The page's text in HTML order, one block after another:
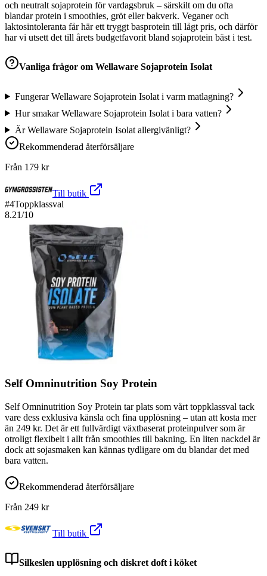
och neutralt sojaprotein för vardagsbruk – särskilt om du ofta
blandar protein i smoothies, gröt eller bakverk. Veganer och
laktosintoleranta får här ett tryggt basprotein till lågt pris, och därför
har vi utsett det till årets budgetfavorit bland sojaprotein bäst i test.
Vanliga frågor om Wellaware Sojaprotein Isolat
Fungerar Wellaware Sojaprotein Isolat i varm matlagning?
Hur smakar Wellaware Sojaprotein Isolat i bara vatten?
Är Wellaware Sojaprotein Isolat allergivänligt?
Rekommenderad återförsäljare
Från 179 kr
Till butik
#4Toppklassval
8.21/10
Self Omninutrition Soy Protein
Self Omninutrition Soy Protein tar plats som vårt toppklassval tack
vare dess exklusiva känsla och fina upplösning – utan att kosta mer
än 249 kr. Det är ett fullvärdigt växtbaserat proteinpulver som är
otroligt flexibelt i allt från smoothies till bakning. En liten nackdel är
dock att sojasmaken kan kännas tydligare om du blandar det med
bara vatten.
Rekommenderad återförsäljare
Från 249 kr
Till butik
Silkeslen upplösning och diskret doft i köket